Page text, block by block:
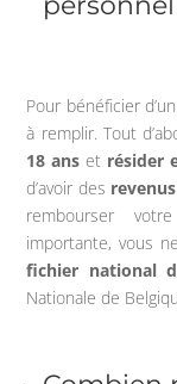
Pour bénéficier
à remplir. Tout
18 ans et résider
d’avoir des
rembourser
importante, vous
fichier national
Nationale de